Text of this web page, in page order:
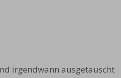
irgendwann ausgetauscht